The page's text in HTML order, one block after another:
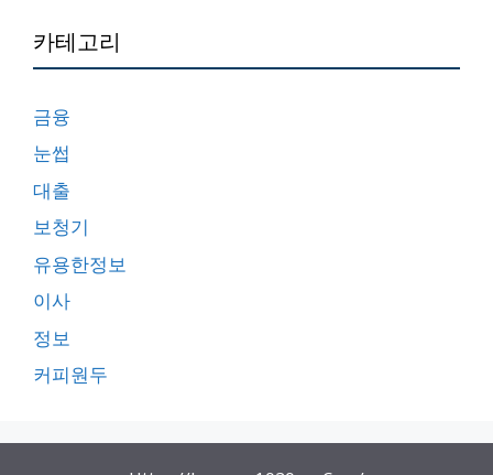
카테고리
금융
눈썹
대출
보청기
유용한정보
이사
정보
커피원두